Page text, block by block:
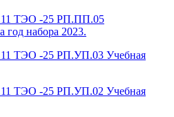
ТЭО -25 РП.ПП.05
год набора 2023.
ТЭО -25 РП.УП.03 Учебная
ТЭО -25 РП.УП.02 Учебная